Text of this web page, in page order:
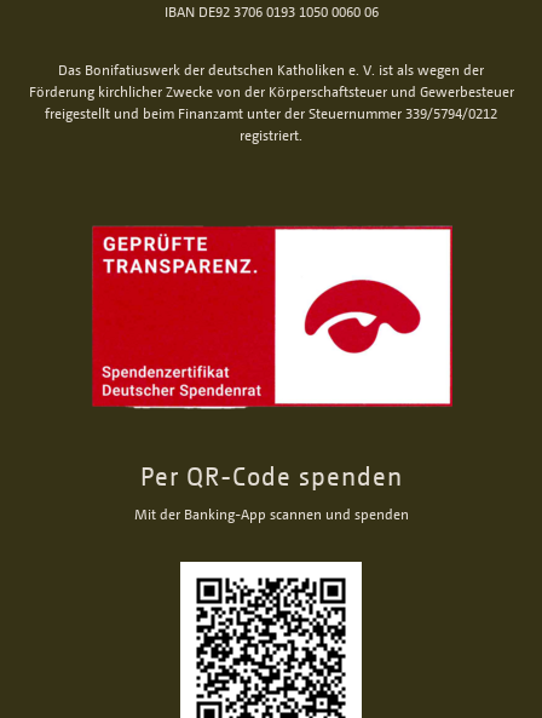
IBAN DE92 3706 0193 1050 0060 06
Das Bonifatiuswerk der deutschen Katholiken e. V. ist als wegen der
Förderung kirchlicher Zwecke von der Körperschaftsteuer und Gewerbesteuer
freigestellt und beim Finanzamt unter der Steuernummer 339/5794/0212
registriert.
Per QR-Code spenden
Mit der Banking-App scannen und spenden